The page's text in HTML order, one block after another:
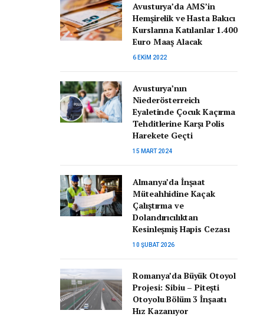
Avusturya’da AMS’in
Hemşirelik ve Hasta Bakıcı
Kurslarına Katılanlar 1.400
Euro Maaş Alacak
6 EKIM 2022
Avusturya’nın
Niederösterreich
Eyaletinde Çocuk Kaçırma
Tehditlerine Karşı Polis
Harekete Geçti
15 MART 2024
Almanya’da İnşaat
Müteahhidine Kaçak
Çalıştırma ve
Dolandırıcılıktan
Kesinleşmiş Hapis Cezası
10 ŞUBAT 2026
Romanya’da Büyük Otoyol
Projesi: Sibiu – Pitești
Otoyolu Bölüm 3 İnşaatı
Hız Kazanıyor